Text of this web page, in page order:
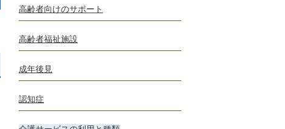
高齢者向けのサポート
高齢者福祉施設
成年後見
認知症